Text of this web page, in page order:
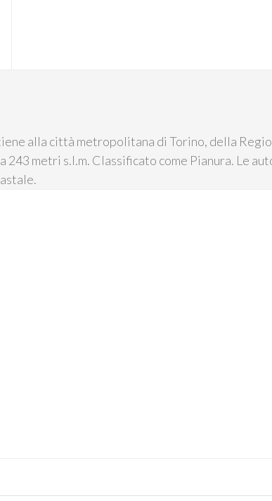
alla città metropolitana di Torino, della
metri s.l.m. Classificato come Pianura. Le